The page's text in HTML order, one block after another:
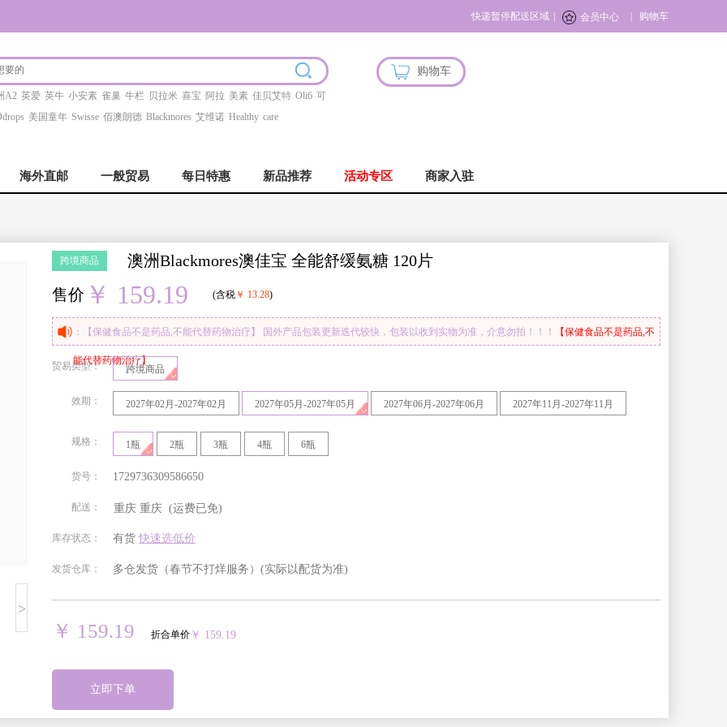
快递暂停配送区域 会员中心 购物车
A2 英爱 英牛 小安素 雀巢 牛栏 贝拉米 喜宝 阿拉 美素 佳贝艾特 Oli6 可
美国童年 Swisse 佰澳朗德 Blackmores 艾维诺 Healthy care
购物车
海外直邮 一般贸易 每日特惠 新品推荐 活动专区 商家入驻
>
跨境商品
澳洲Blackmores澳佳宝 全能舒缓氨糖 120片
售价 ￥ 159.19 (含税 ￥ 13.28)
：【保健食品不是药品,不能代替药物治疗】 国外产品包装更新迭代较快，包装以收到实物为准，介意勿拍！！！ 【保健食品不是药品,不
能代替药物治疗】
贸易类型： 跨境商品
效期： 2027年02月-2027年02月 2027年05月-2027年05月 2027年06月-2027年06月 2027年11月-2027年11月
规格： 1瓶 2瓶 3瓶 4瓶 6瓶
货号： 1729736309586650
配送： 重庆 重庆 (运费已免)
北京 安徽
宁夏回族
自治区
四川 天津 西藏自治 新疆维吾 云南 浙江
库存状态： 有货 快速选低价
发货仓库： 多仓发货（春节不打烊服务） (实际以配货为准)
￥ 159.19 折合单价 ￥ 159.19
立即下单